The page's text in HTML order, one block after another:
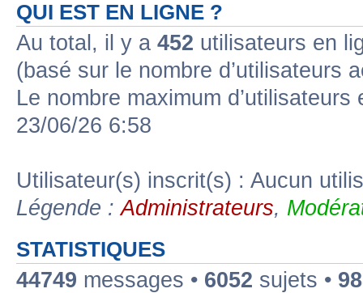
QUI EST EN LIGNE ?
Au total, il y a 452 utilisateurs en
(basé sur le nombre d’utilisateurs
Le nombre maximum
23/06/26 6:58
Utilisateur(s) inscrit(s) : Aucun
Légende :Administrateurs,
STATISTIQUES
44749 messages • 6052 sujets •